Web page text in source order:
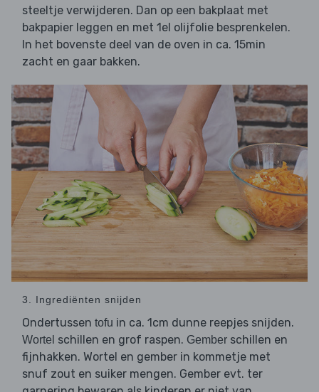
steeltje verwijderen. Dan op een bakplaat met
bakpapier leggen en met 1el olijfolie besprenkelen.
In het bovenste deel van de oven in ca. 15min
zacht en gaar bakken.
3. Ingrediënten snijden
Ondertussen tofu in ca. 1cm dunne reepjes snijden.
Wortel schillen en grof raspen. Gember schillen en
fijnhakken. Wortel en gember in kommetje met
snuf zout en suiker mengen. Gember evt. ter